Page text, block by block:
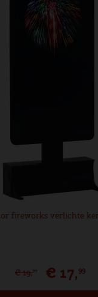
fireworks verlichte
€ 19,99 € 17,99